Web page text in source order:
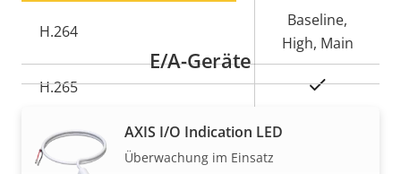
H.264
Baseline,
High, Main
H.265 Ja
AV1
E/A-Geräte
AXIS I/O Indication LED
Überwachung im Einsatz